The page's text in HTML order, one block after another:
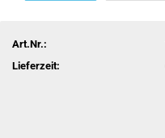
Art.Nr.:
Lieferzeit: